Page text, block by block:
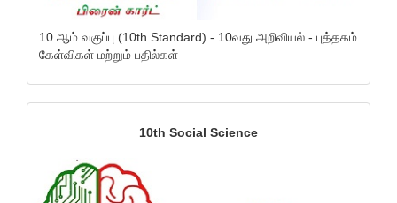
10 ஆம் வகுப்பு (10th Standard) - 10வது அறிவியல் - புத்தகம்
கேள்விகள் மற்றும் பதில்கள்
10th Social Science